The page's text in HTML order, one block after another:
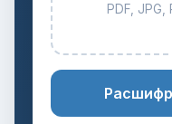
PDF, JPG,